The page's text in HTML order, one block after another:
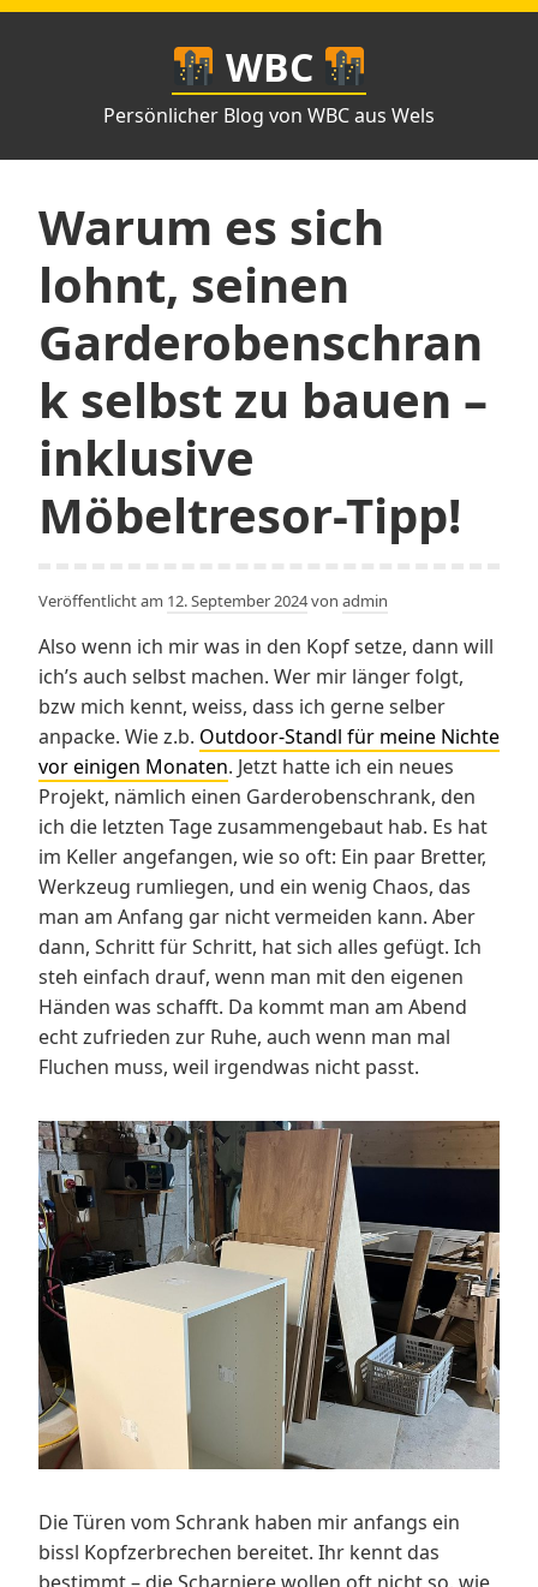
Zum
WBC
Persönlicher Blog von WBC aus Wels
Warum es sich
lohnt, seinen
Garderobenschran
k selbst zu bauen –
inklusive
Möbeltresor-Tipp!
Veröffentlicht am 12. September 2024von admin
Also wenn ich mir was in den Kopf setze, dann will
ich’s auch selbst machen. Wer mir länger folgt,
bzw mich kennt, weiss, dass ich gerne selber
anpacke. Wie z.b. Outdoor-Standl für meine Nichte
vor einigen Monaten. Jetzt hatte ich ein neues
Projekt, nämlich einen Garderobenschrank, den
ich die letzten Tage zusammengebaut hab. Es hat
im Keller angefangen, wie so oft: Ein paar Bretter,
Werkzeug rumliegen, und ein wenig Chaos, das
man am Anfang gar nicht vermeiden kann. Aber
dann, Schritt für Schritt, hat sich alles gefügt. Ich
steh einfach drauf, wenn man mit den eigenen
Händen was schafft. Da kommt man am Abend
echt zufrieden zur Ruhe, auch wenn man mal
Fluchen muss, weil irgendwas nicht passt.
Die Türen vom Schrank haben mir anfangs ein
bissl Kopfzerbrechen bereitet. Ihr kennt das